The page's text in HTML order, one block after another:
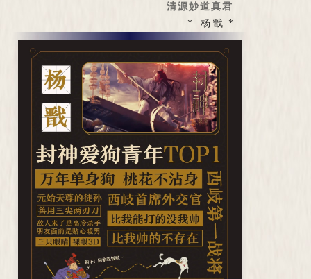
清源妙道真君
* 杨 戬 *